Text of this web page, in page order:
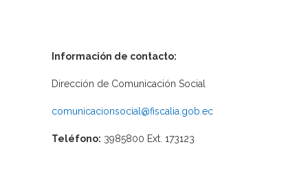
Información de contacto:
Dirección de Comunicación Social
comunicacionsocial@fiscalia.gob.ec
Teléfono: 3985800 Ext. 173123